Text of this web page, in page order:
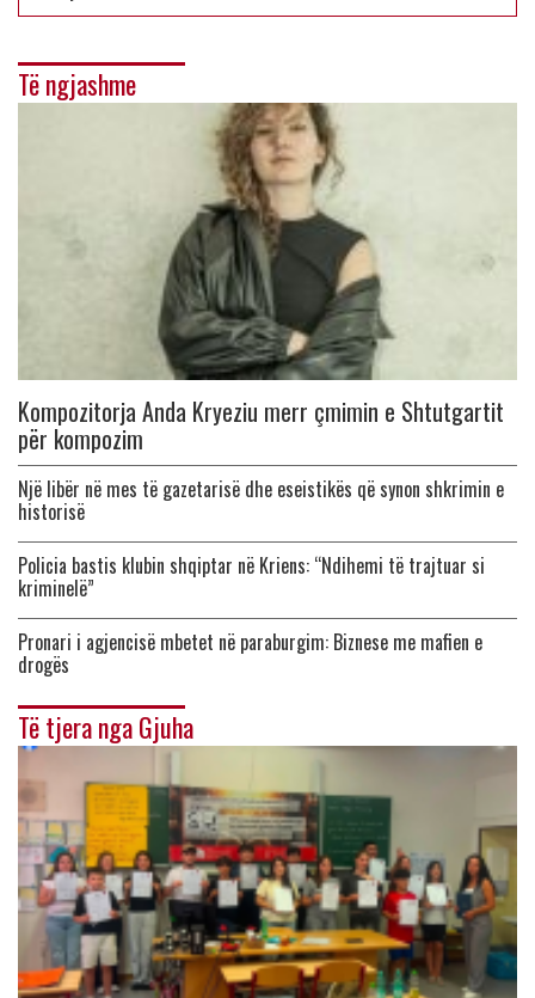
Të ngjashme
Kompozitorja Anda Kryeziu merr çmimin e Shtutgartit
për kompozim
Një libër në mes të gazetarisë dhe eseistikës që synon shkrimin e
historisë
Policia bastis klubin shqiptar në Kriens: “Ndihemi të trajtuar si
kriminelë”
Pronari i agjencisë mbetet në paraburgim: Biznese me mafien e
drogës
Të tjera nga Gjuha